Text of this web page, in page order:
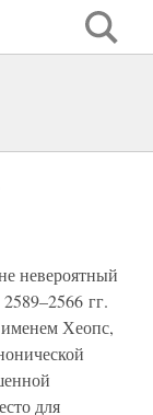
невероятный
гг.
именем Хеопс,
для